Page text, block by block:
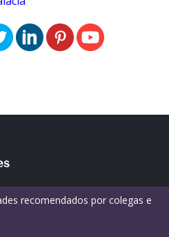
recomendados por colegas e